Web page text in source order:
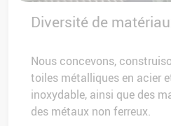
Diversité de
Nous concevons,
toiles métalliques en acier
inoxydable, ainsi que des
des métaux non ferreux.